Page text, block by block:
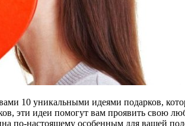
10 уникальными идеями подарков,
эти идеи помогут вам проявить свою
по-настоящему особенным для вашей